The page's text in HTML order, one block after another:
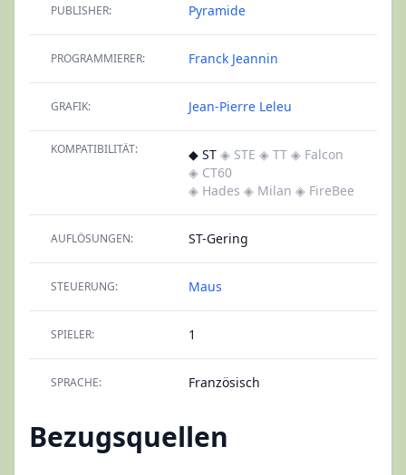
PUBLISHER: Pyramide
PROGRAMMIERER: Franck Jeannin
GRAFIK: Jean-Pierre Leleu
KOMPATIBILITÄT: ◆ ST ◈ STE ◈ TT ◈ Falcon
◈ CT60
◈ Hades ◈ Milan ◈ FireBee
AUFLÖSUNGEN: ST-Gering
STEUERUNG: Maus
SPIELER: 1
SPRACHE: Französisch
Bezugsquellen